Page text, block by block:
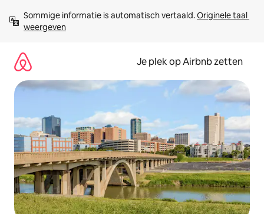
direct
naar
Sommige informatie is automatisch vertaald. Originele taal
weergeven
Je plek op Airbnb zetten